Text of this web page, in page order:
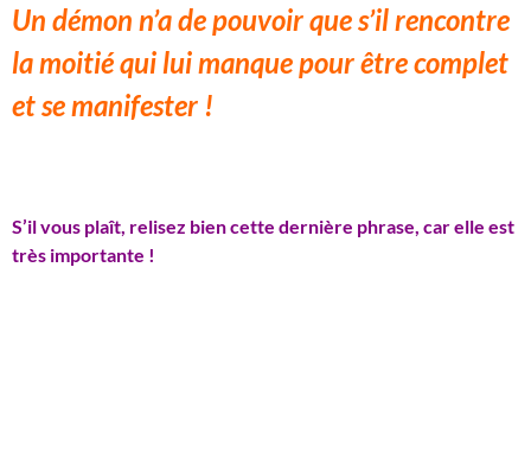
Un démon n’a de pouvoir que s’il rencontre
la moitié qui lui manque pour être complet
et se manifester !
S’il vous plaît, relisez bien cette dernière phrase, car elle est
très importante !